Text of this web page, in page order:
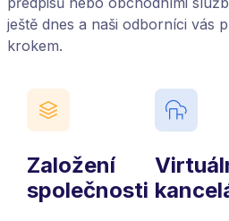
ještě dnes a naši odborníci vás
krokem.
Založení
společnosti